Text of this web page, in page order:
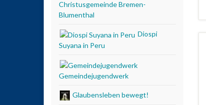
Christusgemeinde Bremen-
Blumenthal
Diospi
Suyana in Peru
Gemeindejugendwerk
Glaubensleben bewegt!